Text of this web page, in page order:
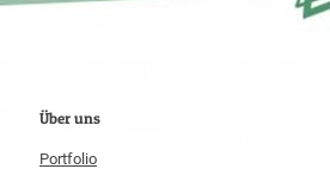
Über uns
Portfolio